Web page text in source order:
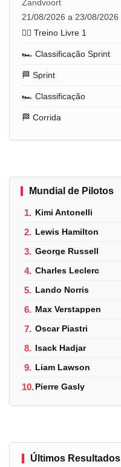
Zandvoort
21/08/2026 a 23/08/2026
🏋️‍♂️ Treino Livre 1
🏎️ Classificação Sprint
🏁 Sprint
🏎️ Classificação
🏁 Corrida
Mundial de Pilotos
1. Kimi Antonelli
2. Lewis Hamilton
3. George Russell
4. Charles Leclerc
5. Lando Norris
6. Max Verstappen
7. Oscar Piastri
8. Isack Hadjar
9. Liam Lawson
10.Pierre Gasly
Últimos Resultados